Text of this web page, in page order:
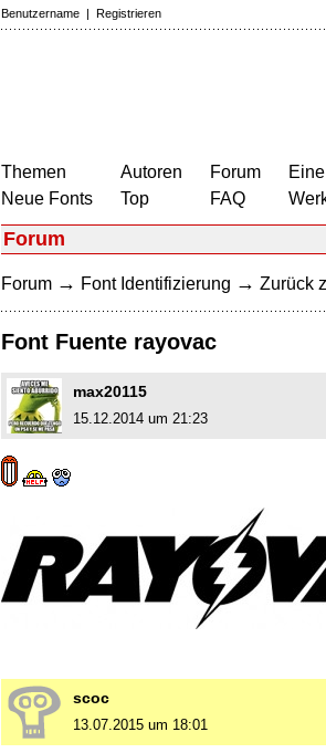
Benutzername | Registrieren
Themen
Neue Fonts
Autoren
Top
Forum
FAQ
Forum
Forum → Font Identifizierung → Zurück
Font Fuente rayovac
max20115
15.12.2014 um 21:23
scoc
13.07.2015 um 18:01